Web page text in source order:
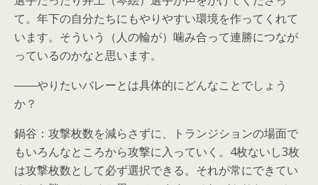
て。年下の自分たちにもやりやすい環境を作ってくれて
います。そういう（人の輪が）噛み合って連勝につなが
っているのかなと思います。
――やりたいバレーとは具体的にどんなことでしょう
か？
鍋谷：攻撃枚数を減らさずに、トランジションの場面で
もいろんなところから攻撃に入っていく。4枚ないし3枚
は攻撃枚数として必ず選択できる。それが常にできてい